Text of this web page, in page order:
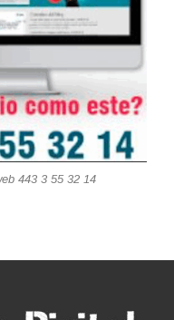
443 3 55 32 14